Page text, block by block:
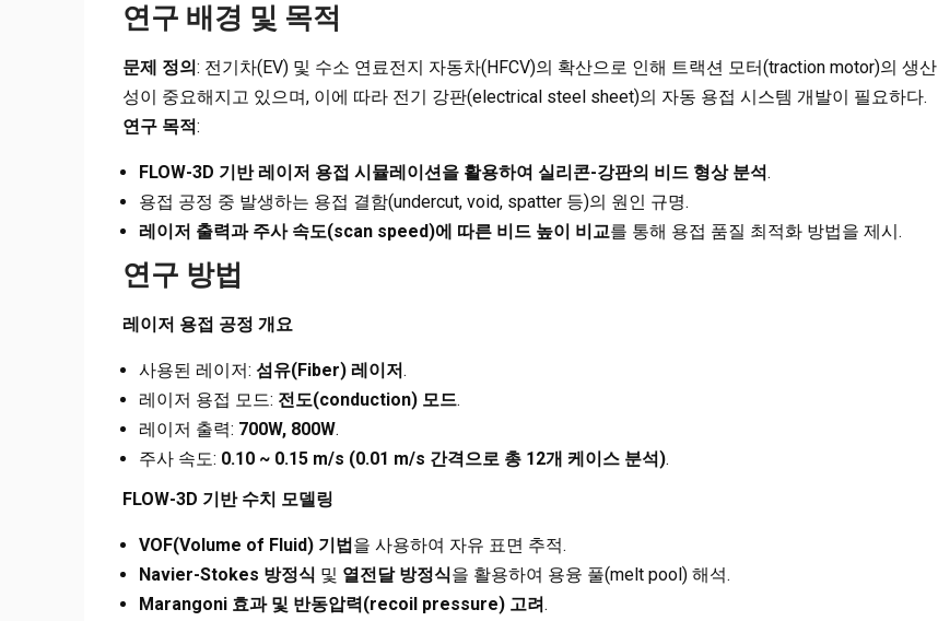
연구 배경 및 목적
문제 정의: 전기차(EV) 및 수소 연료전지 자동차(HFCV)의 확산으로 인해 트랙션 모터(traction motor)의 생산
성이 중요해지고 있으며, 이에 따라 전기 강판(electrical steel sheet)의 자동 용접 시스템 개발이 필요하다.
연구 목적:
FLOW-3D 기반 레이저 용접 시뮬레이션을 활용하여 실리콘-강판의 비드 형상 분석.
용접 공정 중 발생하는 용접 결함(undercut, void, spatter 등)의 원인 규명.
레이저 출력과 주사 속도(scan speed)에 따른 비드 높이 비교를 통해 용접 품질 최적화 방법을 제시.
연구 방법
레이저 용접 공정 개요
사용된 레이저: 섬유(Fiber) 레이저.
레이저 용접 모드: 전도(conduction) 모드.
레이저 출력: 700W, 800W.
주사 속도: 0.10 ~ 0.15 m/s (0.01 m/s 간격으로 총 12개 케이스 분석).
FLOW-3D 기반 수치 모델링
VOF(Volume of Fluid) 기법을 사용하여 자유 표면 추적.
Navier-Stokes 방정식 및 열전달 방정식을 활용하여 용융 풀(melt pool) 해석.
Marangoni 효과 및 반동압력(recoil pressure) 고려.